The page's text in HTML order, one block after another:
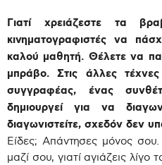
Γιατί χρειάζεστε τα
κινηματογραφιστές να
καλού μαθητή. Θέλετε να
μπράβο. Στις άλλες
συγγραφέας, ένας
δημιουργεί για να
διαγωνιστείτε, σχεδόν δεν
Είδες; Απάντησες μόνος
μαζί σου, γιατί αγιάζεις